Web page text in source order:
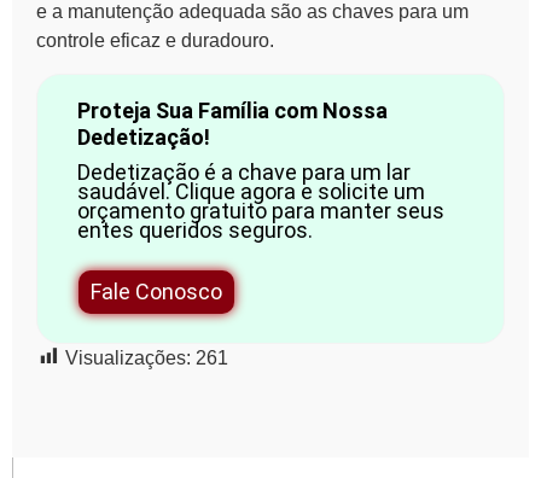
e a manutenção adequada são as chaves para um
controle eficaz e duradouro.
Proteja Sua Família com Nossa
Dedetização!
Dedetização é a chave para um lar
saudável. Clique agora e solicite um
orçamento gratuito para manter seus
entes queridos seguros.
Fale Conosco
Visualizações: 261